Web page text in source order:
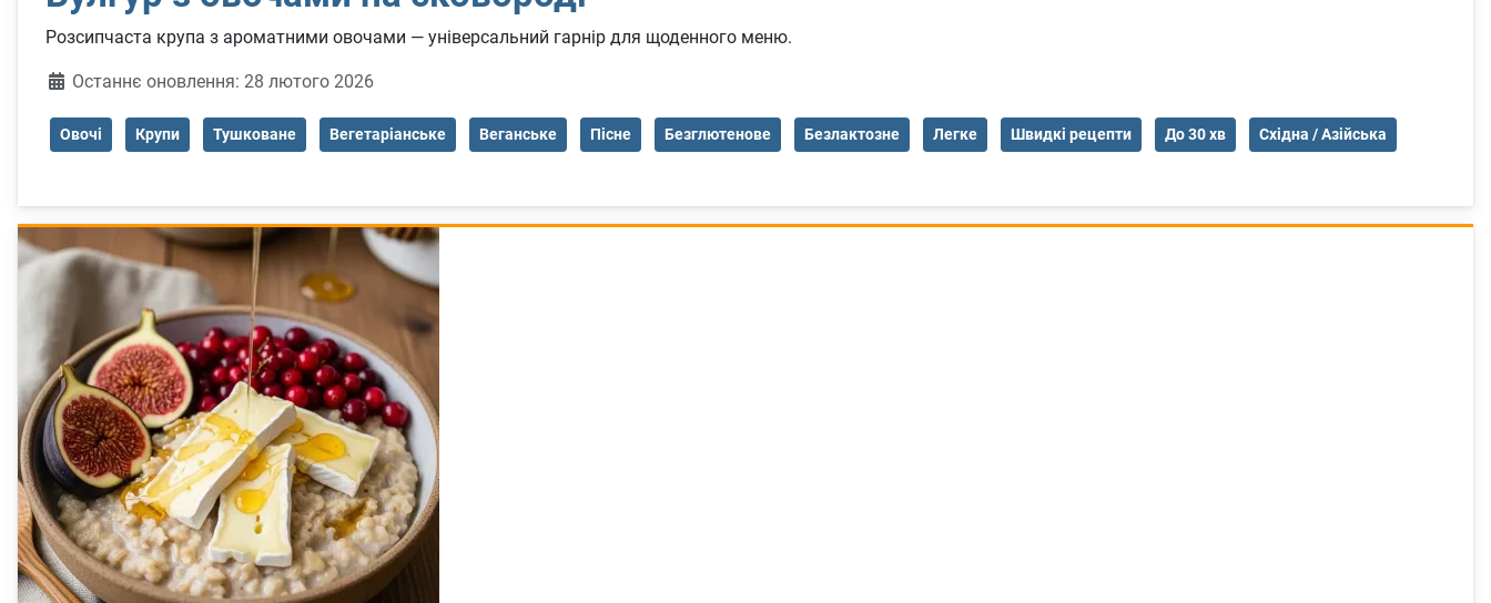
Розсипчаста крупа з ароматними овочами — універсальний гарнір для щоденного меню.
ДеталіОстаннє оновлення: 28 лютого 2026
Овочі Крупи Тушковане Вегетаріанське Веганське Пісне Безглютенове Безлактозне Легке Швидкі рецепти До 30 хв Східна / Азійська